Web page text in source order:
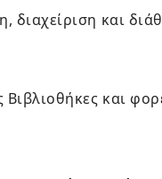
διαχείριση και
και